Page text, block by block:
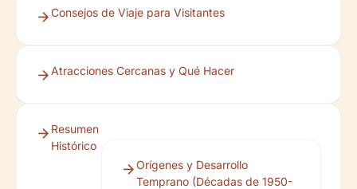
Consejos de Viaje para Visitantes
Atracciones Cercanas y Qué Hacer
Resumen
Histórico
Orígenes y Desarrollo
Temprano (Décadas de 1950-